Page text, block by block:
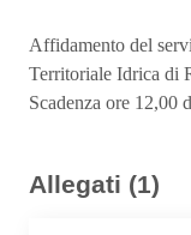
Affidamento del
Territoriale Idrica di
Scadenza ore 12,00
Allegati (1)